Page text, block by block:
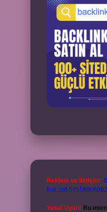
Reklam ve İletişim:
Yasal Uyarı: Bu